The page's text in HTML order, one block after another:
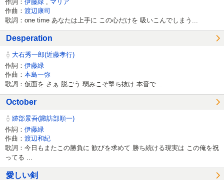
作詞： 伊藤緑
マリア
作曲： 渡辺康司
歌詞：one time あなたは上手に この心だけを 吸いこんでしまう...
Desperation
大石秀一郎(近藤孝行)
作詞： 伊藤緑
作曲： 本島一弥
歌詞：仮面を さぁ 脱ごう 弱みこそ撃ち抜け 本音で...
October
跡部景吾(諏訪部順一)
作詞： 伊藤緑
作曲： 渡辺和紀
歌詞：今日もまたこの勝負に 歓びを求めて 勝ち続ける現実は この俺を祝
ってる ...
愛しい剣